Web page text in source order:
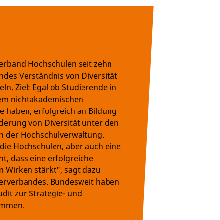
Hochschulen seit zehn
Verständnis von Diversität
Ziel: Egal ob Studierende in
nichtakademischen
haben, erfolgreich an Bildung
von Diversität unter den
der Hochschulverwaltung.
Hochschulen, aber auch eine
dass eine erfolgreiche
Wirken stärkt", sagt dazu
Bundesweit haben
zur Strategie- und